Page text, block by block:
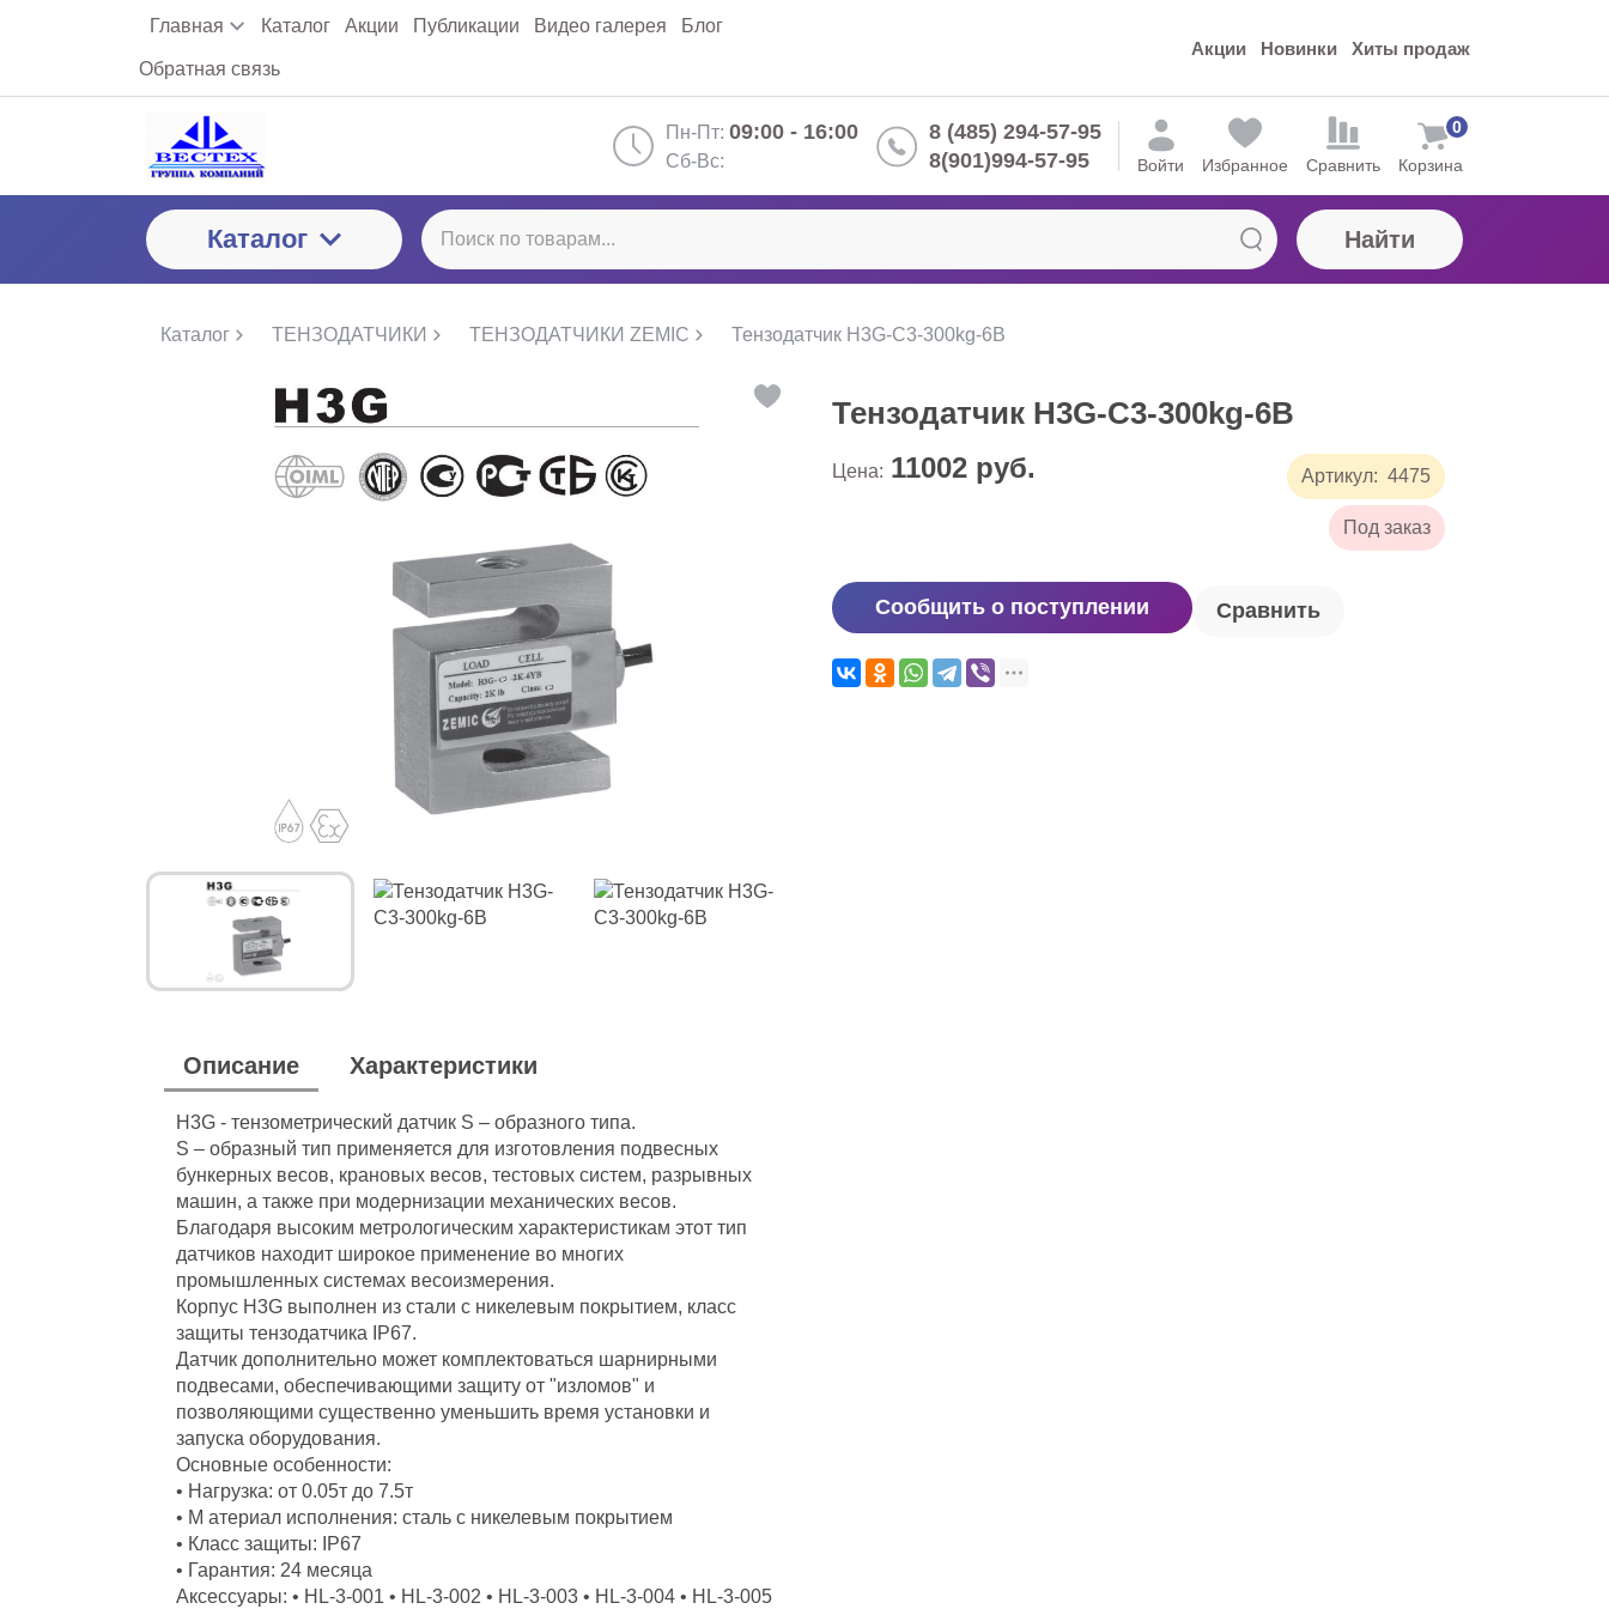
Главная Каталог Акции Публикации Видео галерея Блог
Обратная связь
Акции Новинки Хиты продаж
Пн-Пт: 09:00 - 16:00
Сб-Вс:
8 (485) 294-57-95
8(901)994-57-95
Войти Избранное Сравнить Корзина
0
Каталог Найти
Каталог ТЕНЗОДАТЧИКИ ТЕНЗОДАТЧИКИ ZEMIC Тензодатчик H3G-C3-300kg-6B
Тензодатчик H3G-C3-300kg-6B
Артикул: 4475
Под заказ
Цена: 11002 руб.
Сообщить о поступлении Сравнить
Описание Характеристики
H3G - тензометрический датчик S – образного типа.
S – образный тип применяется для изготовления подвесных
бункерных весов, крановых весов, тестовых систем, разрывных
машин, а также при модернизации механических весов.
Благодаря высоким метрологическим характеристикам этот тип
датчиков находит широкое применение во многих
промышленных системах весоизмерения.
Корпус H3G выполнен из стали с никелевым покрытием, класс
защиты тензодатчика IP67.
Датчик дополнительно может комплектоваться шарнирными
подвесами, обеспечивающими защиту от "изломов" и
позволяющими существенно уменьшить время установки и
запуска оборудования.
Основные особенности:
• Нагрузка: от 0.05т до 7.5т
• М атериал исполнения: сталь с никелевым покрытием
• Класс защиты: IP67
• Гарантия: 24 месяца
Аксессуары: • HL-3-001 • HL-3-002 • HL-3-003 • HL-3-004 • HL-3-005